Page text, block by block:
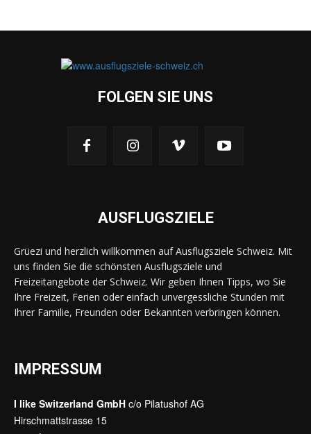
FOLGEN SIE UNS
AUSFLUGSZIELE
Grüezi und herzlich willkommen auf Ausflugsziele Schweiz. Mit
uns finden Sie die schönsten Ausflugsziele und
Freizeitangebote der Schweiz. Wir geben Ihnen Tipps, wo Sie
Ihre Freizeit, Ferien oder einfach unvergessliche Stunden mit
Ihrer Familie, Freunden oder Bekannten verbringen können.
IMPRESSUM
I like Switzerland GmbH c/o Pilatushof AG
Hirschmattstrasse 15